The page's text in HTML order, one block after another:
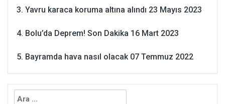
Yavru karaca koruma altına alındı 23 Mayıs 2023
Bolu’da Deprem! Son Dakika 16 Mart 2023
Bayramda hava nasıl olacak 07 Temmuz 2022
Arama: